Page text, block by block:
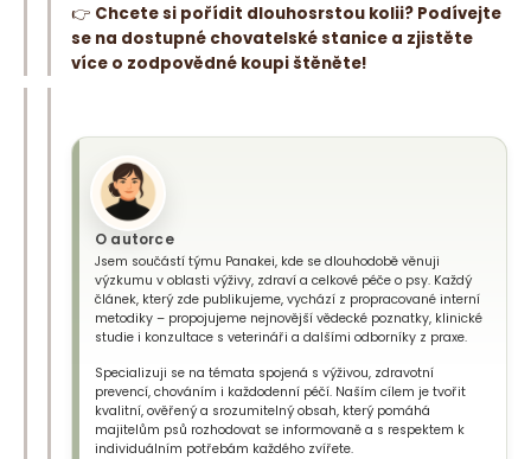
👉 Chcete si pořídit dlouhosrstou kolii? Podívejte
se na dostupné chovatelské stanice a zjistěte
více o zodpovědné koupi štěněte!
O autorce
Jsem součástí týmu Panakei, kde se dlouhodobě věnuji
výzkumu v oblasti výživy, zdraví a celkové péče o psy. Každý
článek, který zde publikujeme, vychází z propracované interní
metodiky – propojujeme nejnovější vědecké poznatky, klinické
studie i konzultace s veterináři a dalšími odborníky z praxe.
Specializuji se na témata spojená s výživou, zdravotní
prevencí, chováním i každodenní péčí. Naším cílem je tvořit
kvalitní, ověřený a srozumitelný obsah, který pomáhá
majitelům psů rozhodovat se informovaně a s respektem k
individuálním potřebám každého zvířete.